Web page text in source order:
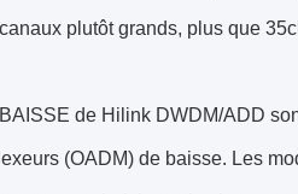
plutôt grands, plus que
de Hilink DWDM/ADD
(OADM) de baisse. Les